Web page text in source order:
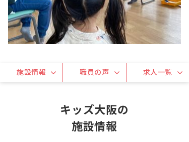
施設情報 職員の声 求人一覧
キッズ大阪の
施設情報